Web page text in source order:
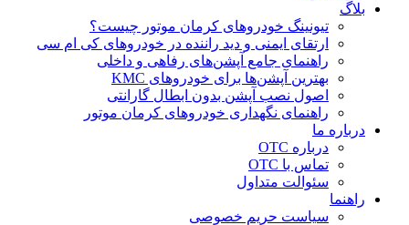
بلاگ
تیونینگ خودروهای کرمان موتور چیست؟
ارتقای ایمنی و دید راننده در خودروهای کی ام سی
راهنمای جامع آپشن‌های رفاهی و داخلی
بهترین آپشن‌ها برای خودروهای KMC
اصول نصب آپشن بدون ابطال گارانتی
راهنمای نگهداری خودروهای کرمان موتور
درباره ما
درباره OTC
تماس با OTC
سئوالت متداول
راهنما
سیاست حریم خصوصی